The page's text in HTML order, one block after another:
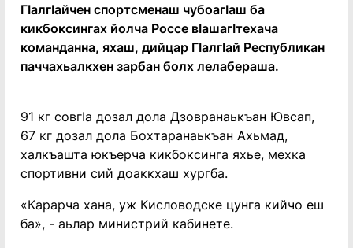
ГӀалгӀайчен спортсменаш чубоагӀаш ба
кикбоксингах йолча Россе вӀашагӀтехача
команданна, яхаш, дийцар ГӀалгӀай Республикан
паччахьалкхен зарбан болх лелабераша.
91 кг совгӀа дозал дола Дзовранаькъан Ювсап,
67 кг дозал дола Бохтаранаькъан Ахьмад,
халкъашта юкъерча кикбоксинга яхье, мехка
спортивни сий доаккхаш хургба.
«Карарча хана, уж Кисловодске цунга кийчо еш
ба», - аьлар министрий кабинете.